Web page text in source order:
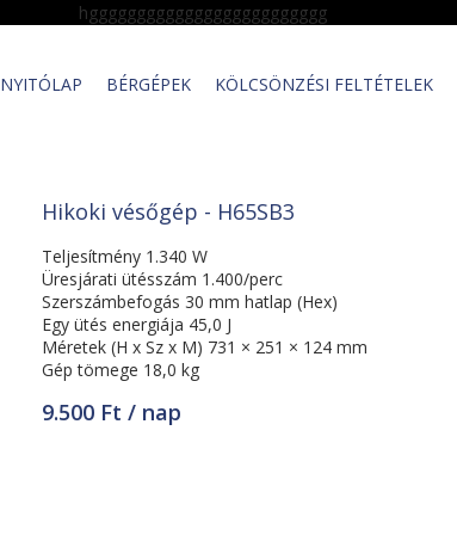
hggggggggggggggggggggggggg
NYITÓLAP BÉRGÉPEK KÖLCSÖNZÉSI FELTÉTELEK
Hikoki vésőgép - H65SB3
Teljesítmény 1.340 W
Üresjárati ütésszám 1.400/perc
Szerszámbefogás 30 mm hatlap (Hex)
Egy ütés energiája 45,0 J
Méretek (H x Sz x M) 731 × 251 × 124 mm
Gép tömege 18,0 kg
9.500 Ft / nap